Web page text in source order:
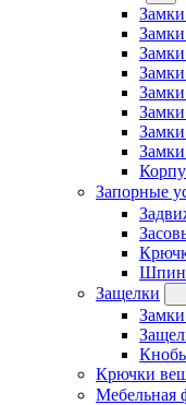
Запорные
Защелки
Крючки
Мебельная